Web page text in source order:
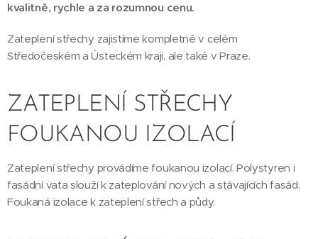
kvalitně, rychle a za rozumnou cenu.
Zateplení střechy zajistíme kompletně v celém
Středočeském a Ústeckém kraji, ale také v Praze.
ZATEPLENÍ STŘECHY
FOUKANOU IZOLACÍ
Zateplení střechy provádíme foukanou izolací. Polystyren i
fasádní vata slouží k zateplování nových a stávajících fasád.
Foukaná izolace k zateplení střech a půdy.